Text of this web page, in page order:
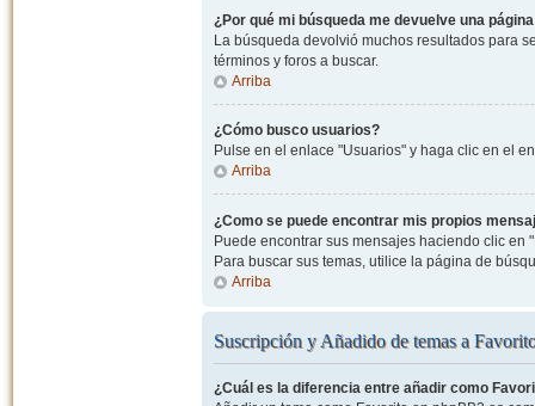
¿Por qué mi búsqueda me devuelve una
La búsqueda devolvió muchos resultados para
términos y foros a buscar.
Arriba
¿Cómo busco usuarios?
Pulse en el enlace "Usuarios" y haga clic en el
Arriba
¿Como se puede encontrar mis propios
Puede encontrar sus mensajes haciendo clic en
Para buscar sus temas, utilice la página de
Arriba
Suscripción y Añadido de temas a
¿Cuál es la diferencia entre añadir como